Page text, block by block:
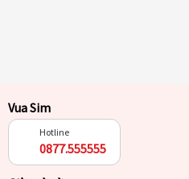
Vua Sim
Hotline
0877.555555